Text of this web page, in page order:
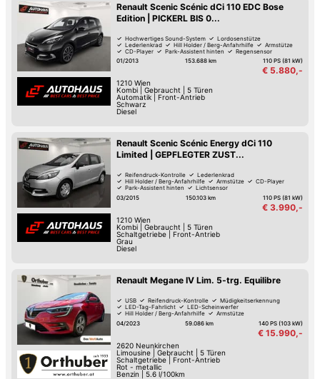
Renault Scenic Scénic dCi 110 EDC Bose
Edition | PICKERL BIS 0...
Hochwertiges Sound-System
Lordosenstütze
Lederlenkrad
Hill Holder / Berg-Anfahrhilfe
Armstütze
CD-Player
Park-Assistent hinten
Regensensor
01/2013
153.688 km 110 PS (81 kW)
€ 5.880,-
1210 Wien
Kombi| Gebraucht
5 Türen
Automatik| Front-Antrieb
Schwarz
Diesel
Renault Scenic Scénic Energy dCi 110
Limited | GEPFLEGTER ZUST...
Reifendruck-Kontrolle
Lederlenkrad
Hill Holder / Berg-Anfahrhilfe
Armstütze
CD-Player
Park-Assistent hinten
Lichtsensor
03/2015 150.103 km 110 PS (81 kW)
€ 3.990,-
1210 Wien
Kombi| Gebraucht
5 Türen
Schaltgetriebe| Front-Antrieb
Grau
Diesel
Renault Megane IV Lim. 5-trg. Equilibre
USB Reifendruck-Kontrolle
Müdigkeitserkennung
LED-Tag-Fahrlicht
LED-Scheinwerfer
Hill Holder / Berg-Anfahrhilfe
Armstütze
04/2023 59.086 km 140 PS (103 kW)
€ 15.990,-
2620 Neunkirchen
Limousine| Gebraucht
5 Türen
Schaltgetriebe| Front-Antrieb
Rot - metallic
Benzin
5.6 l/100km